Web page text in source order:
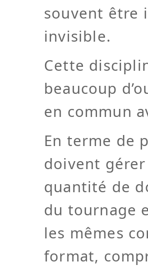
souvent être
invisible.
Cette
beaucoup
en commun
En terme de
doivent
quantité de
du tournage
les mêmes
format,